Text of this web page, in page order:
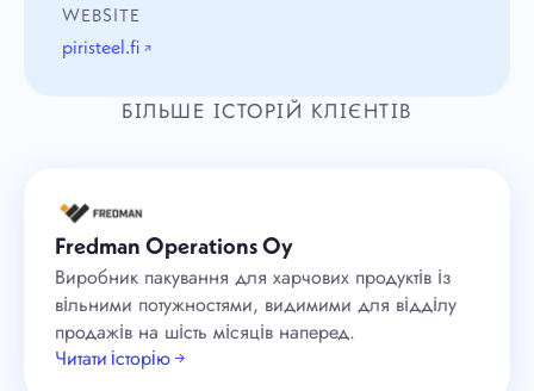
WEBSITE
piristeel.fi ↗
БІЛЬШЕ ІСТОРІЙ КЛІЄНТІВ
Fredman Operations Oy
Виробник пакування для харчових продуктів із
вільними потужностями, видимими для відділу
продажів на шість місяців наперед.
Читати історію →